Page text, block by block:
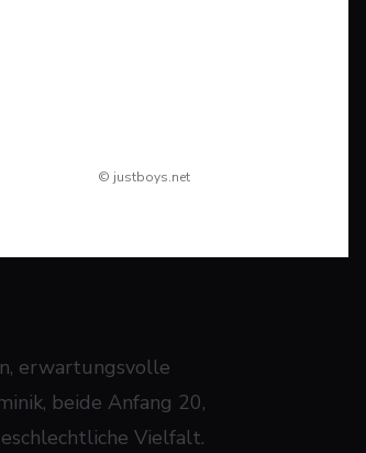
© justboys.net
erwartungsvolle
beide Anfang 20,
Vielfalt.